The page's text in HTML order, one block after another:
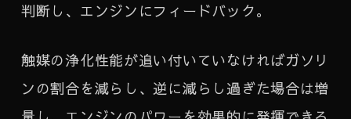
判断し、エンジンにフィードバック。
触媒の浄化性能が追い付いていなければガソリ
ンの割合を減らし、逆に減らし過ぎた場合は増